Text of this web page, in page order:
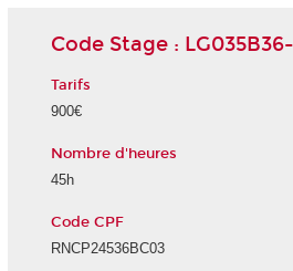
Code Stage :
Tarifs
900€
Nombre d'heures
45h
Code CPF
RNCP24536BC03